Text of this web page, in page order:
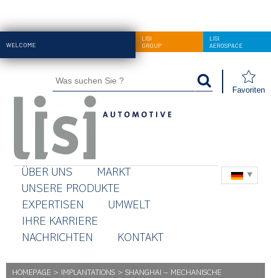
WELCOME
LISI
GROUP
LISI
AEROSPACE
Favoriten
ÜBER UNS
MARKT
UNSERE PRODUKTE
EXPERTISEN
UMWELT
IHRE KARRIERE
NACHRICHTEN
KONTAKT
HOMEPAGE > IMPLANTATIONS > SHANGHAI – MECHANISCHE